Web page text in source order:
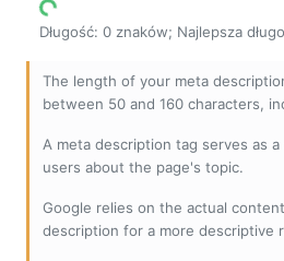
Długość: 0 znaków; Najlepsza
The length of your meta
between 50 and 160 characters,
A meta description tag serves as
users about the page's topic.
Google relies on the actual
description for a more descriptive